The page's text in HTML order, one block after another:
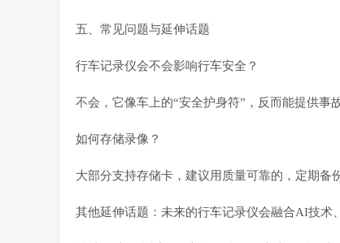
五、常见问题与延伸话题
行车记录仪会不会影响行车安全？
不会，它像车上的“安全护身符”，反而能提供事
如何存储录像？
大部分支持存储卡，建议用质量可靠的，定期备
其他延伸话题：未来的行车记录仪会融合AI技术